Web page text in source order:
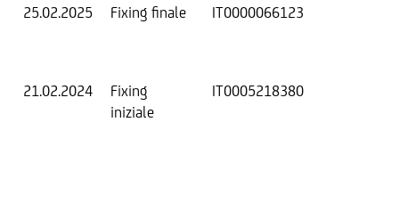
25.02.2025
Fixing finale IT0000066123
21.02.2024
Fixing
iniziale
IT0005218380